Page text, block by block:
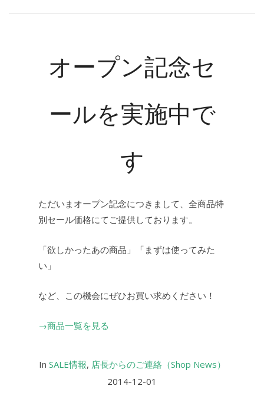
オープン記念セ
ールを実施中で
す
ただいまオープン記念につきまして、全商品特
別セール価格にてご提供しております。
「欲しかったあの商品」「まずは使ってみた
い」
など、この機会にぜひお買い求めください！
→商品一覧を見る
In SALE情報, 店長からのご連絡（Shop News）
2014-12-01